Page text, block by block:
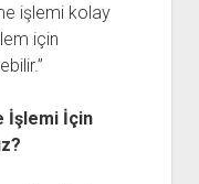
işlemi kolay
için
İşlemi İçin